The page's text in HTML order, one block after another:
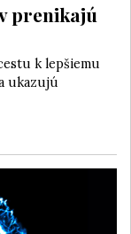
prenikajú
k lepšiemu
ukazujú